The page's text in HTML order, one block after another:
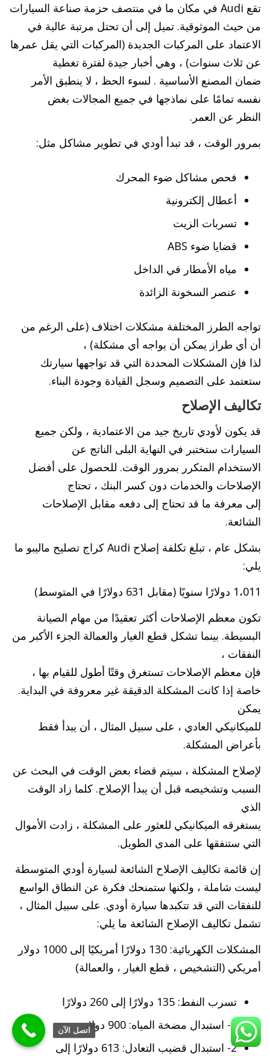
تقع Audi في مكان ما في منتصف حزمة صناعة السيارات
من حيث الموثوقية. تميل إلى أن تحتل مرتبة عالية في
الاعتماد على المركبات الجديدة (المركبات التي يقل عمرها
عن ثلاث سنوات) ، وهي أخبار جيدة لفترة تغطية
ضمان المصنع الأساسية . لسوء الحظ ، لا ينطبق الأمر
نفسه تمامًا على نماذجها في جميع المجالات بغض
النظر عن العمر.
بمرور الوقت ، قد تبدأ أودي في تطوير مشاكل مثل:
فحص مشاكل ضوء المحرك
أعطال إلكترونية
تسربات الزيت
قضايا ضوء ABS
مياه الأمطار في الداخل
عنصر السخونة الزائدة
تواجه الطرز المختلفة مشكلات اختلاف (على الرغم من
أن أي طراز يمكن أن يواجه أي مشكلة) ،
لذا فإن المشكلات المحددة التي قد تواجهها سيارتك
ستعتمد على التصميم وسجل القيادة وجودة البناء.
تكاليف الإصلاح
قد يكون لأودي تاريخ جيد من الاعتمادية ، ولكن جميع
السيارات ستختبر في النهاية البلى الناتج عن
الاستخدام المتكرر بمرور الوقت. للحصول على أفضل
الإصلاحات والخدمات دون كسر البنك ، تحتاج
إلى معرفة ما قد تحتاج إلى دفعه مقابل الإصلاحات
الشائعة.
بشكل عام ، تبلغ تكلفة إصلاح Audi كراج تصليح ماليبو ما
يلي:
1،011 دولارًا سنويًا (مقابل 631 دولارًا في المتوسط)
تكون معظم الإصلاحات أكثر تعقيدًا من مهام الصيانة
البسيطة. بينما تشكل قطع الغيار والعمالة الجزء الأكبر من
النفقات ،
فإن معظم الإصلاحات تستغرق وقتًا أطول للقيام بها ،
خاصة إذا كانت المشكلة الدقيقة غير معروفة في البداية.
يمكن
للميكانيكي العادي ، على سبيل المثال ، أن يبدأ فقط
بأعراض المشكلة.
لإصلاح المشكلة ، سيتم قضاء بعض الوقت في البحث عن
السبب وتشخيصه قبل أن يبدأ الإصلاح. كلما زاد الوقت
الذي
يستغرقه الميكانيكي للعثور على المشكلة ، زادت الأموال
التي ستنفقها على المدى الطويل.
إن قائمة تكاليف الإصلاح الشائعة لسيارة أودي المتوسطة
ليست شاملة ، ولكنها ستمنحك فكرة عن النطاق الواسع
للنفقات التي قد تتكبدها سيارة أودي. على سبيل المثال ،
تشمل تكاليف الإصلاح الشائعة ما يلي:
المشكلات الكهربائية: 130 دولارًا أمريكيًا إلى 1000 دولار
أمريكي (التشخيص ، قطع الغيار ، والعمالة)
تسرب النفط: 135 دولارًا إلى 260 دولارًا
1- استبدال مضخة المياه: 900 دولار
2- استبدال قضيب التعادل: 613 دولارًا إلى
اتصل الآن